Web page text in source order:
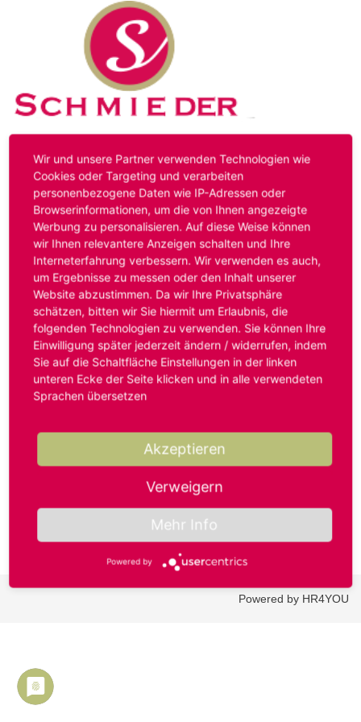
Kontakt Impressum Datenschutz
Hinweis:Das von ihnen aufgerufene Stellenangebot ist
bereits ausgelaufen. Alternative Stellenanzeigen finden
Sie unter:
www.schmieder-personal.de/stellenangebote
Oder Sie bewerben sich
initiativund wir suchen für Sie
passende Stellenangebote.
Anmelden
Benutzername oder E-Mail-Adresse*
Passwort*
Powered by HR4YOU
Wir und unsere Partner verwenden Technologien wie
Cookies oder Targeting und verarbeiten
personenbezogene Daten wie IP-Adressen oder
Browserinformationen, um die von Ihnen angezeigte
Werbung zu personalisieren. Auf diese Weise können
wir Ihnen relevantere Anzeigen schalten und Ihre
Interneterfahrung verbessern. Wir verwenden es auch,
um Ergebnisse zu messen oder den Inhalt unserer
Website abzustimmen. Da wir Ihre Privatsphäre
schätzen, bitten wir Sie hiermit um Erlaubnis, die
folgenden Technologien zu verwenden. Sie können Ihre
Einwilligung später jederzeit ändern / widerrufen, indem
Sie auf die Schaltfläche Einstellungen in der linken
unteren Ecke der Seite klicken und in alle verwendeten
Sprachen übersetzen
Akzeptieren
Verweigern
Mehr Info
Powered by